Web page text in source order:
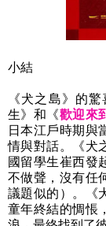
小結
《犬之島》的
生》和《歡迎來
日本江戶時期與
情與對話。《犬
國留學生崔西發
不做聲，沒有任
議題似的）。《
童年終結的惆悵